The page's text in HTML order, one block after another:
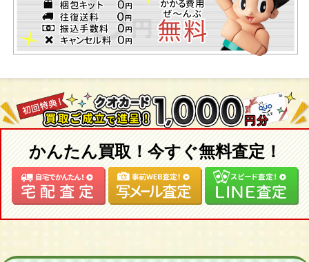
かんたん買取！今すぐ無料査定！